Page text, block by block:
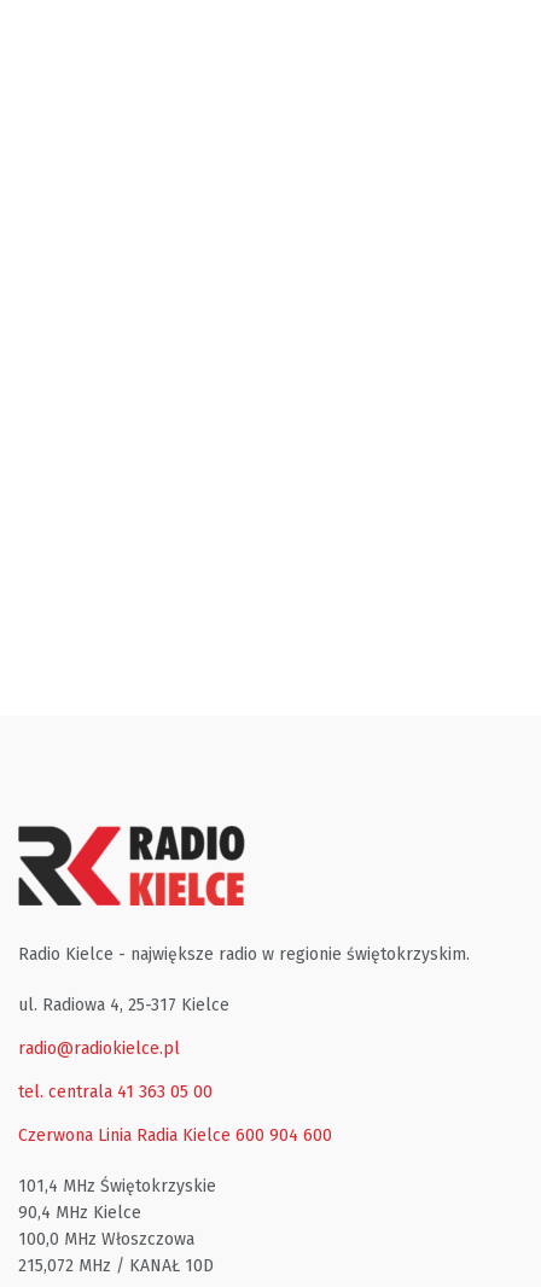
Radio Kielce - największe radio w regionie świętokrzyskim.
ul. Radiowa 4, 25-317 Kielce
radio@radiokielce.pl
tel. centrala 41 363 05 00
Czerwona Linia Radia Kielce 600 904 600
101,4 MHz Świętokrzyskie
90,4 MHz Kielce
100,0 MHz Włoszczowa
215,072 MHz / KANAŁ 10D